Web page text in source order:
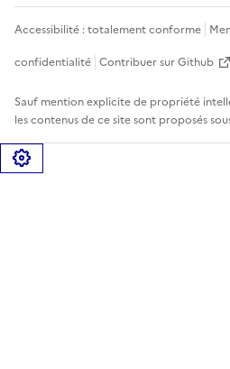
Accessibilité : totalement conforme
confidentialité Contribuer sur Github
Sauf mention explicite de propriété
les contenus de ce site sont proposés
Gérer les cookies